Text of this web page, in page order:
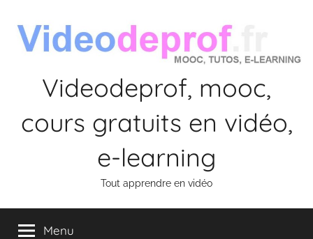
contenu
Videodeprof, mooc,
cours gratuits en vidéo,
e-learning
Tout apprendre en vidéo
Menu